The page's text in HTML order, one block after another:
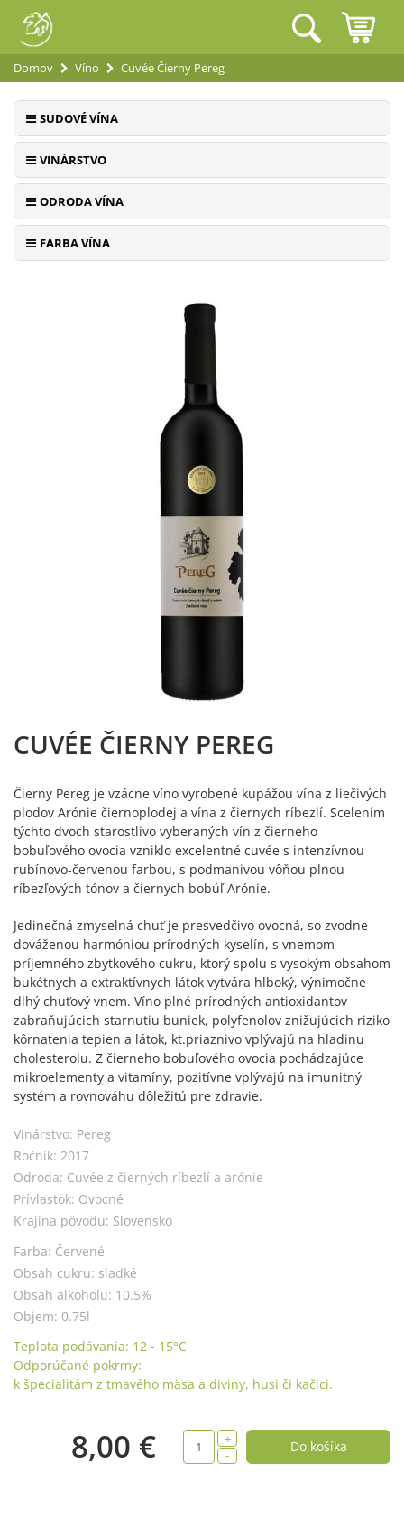
Domov Víno Cuvée Čierny Pereg
SUDOVÉ VÍNA
VINÁRSTVO
ODRODA VÍNA
FARBA VÍNA
CUVÉE ČIERNY PEREG
Čierny Pereg je vzácne víno vyrobené kupážou vína z liečivých
plodov Arónie čiernoplodej a vína z čiernych ríbezlí. Scelením
týchto dvoch starostlivo vyberaných vín z čierneho
bobuľového ovocia vzniklo excelentné cuvée s intenzívnou
rubínovo-červenou farbou, s podmanivou vôňou plnou
ríbezľových tónov a čiernych bobúľ Arónie.
Jedinečná zmyselná chuť je presvedčivo ovocná, so zvodne
dováženou harmóniou prírodných kyselín, s vnemom
príjemného zbytkového cukru, ktorý spolu s vysokým obsahom
bukétnych a extraktívnych látok vytvára hlboký, výnimočne
dlhý chuťový vnem. Víno plné prírodných antioxidantov
zabraňujúcich starnutiu buniek, polyfenolov znižujúcich riziko
kôrnatenia tepien a látok, kt.priaznivo vplývajú na hladinu
cholesterolu. Z čierneho bobuľového ovocia pochádzajúce
mikroelementy a vitamíny, pozitívne vplývajú na imunitný
systém a rovnováhu dôležitú pre zdravie.
Vinárstvo: Pereg
Ročník: 2017
Odroda: Cuvée z čierných ríbezlí a arónie
Prívlastok: Ovocné
Krajina pôvodu: Slovensko
Farba: Červené
Obsah cukru: sladké
Obsah alkoholu: 10.5%
Objem: 0.75l
Teplota podávania: 12 - 15°C
Odporúčané pokrmy:
k špecialitám z tmavého mäsa a diviny, husi či kačici.
8,00 € -
+